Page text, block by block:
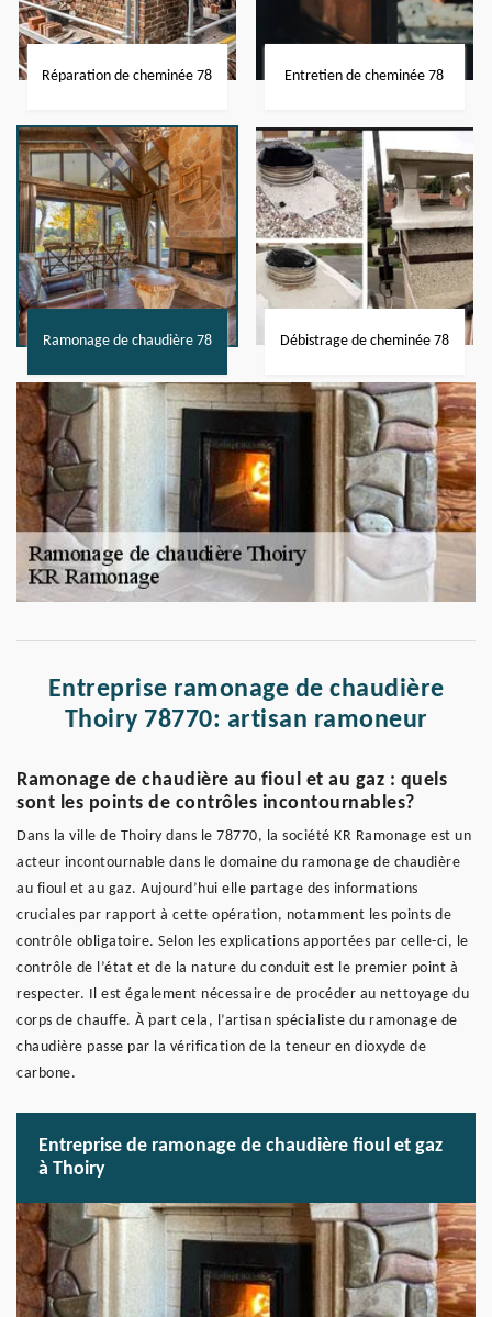
Réparation de cheminée 78 Entretien de cheminée 78
Ramonage de chaudière 78 Débistrage de cheminée 78
Entreprise ramonage de chaudière
Thoiry 78770: artisan ramoneur
Ramonage de chaudière au fioul et au gaz : quels
sont les points de contrôles incontournables?
Dans la ville de Thoiry dans le 78770, la société KR Ramonage est un
acteur incontournable dans le domaine du ramonage de chaudière
au fioul et au gaz. Aujourd’hui elle partage des informations
cruciales par rapport à cette opération, notamment les points de
contrôle obligatoire. Selon les explications apportées par celle-ci, le
contrôle de l’état et de la nature du conduit est le premier point à
respecter. Il est également nécessaire de procéder au nettoyage du
corps de chauffe. À part cela, l’artisan spécialiste du ramonage de
chaudière passe par la vérification de la teneur en dioxyde de
carbone.
Entreprise de ramonage de chaudière fioul et gaz
à Thoiry